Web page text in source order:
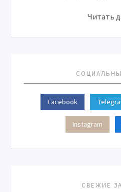
Читать
Facebook
Instagram
СВЕЖИЕ